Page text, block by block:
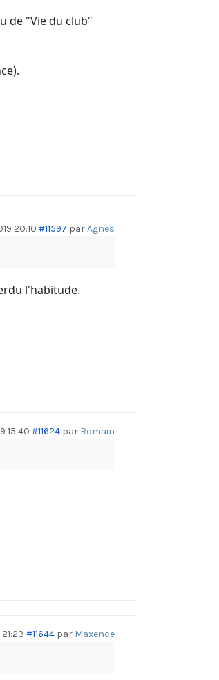
de "Vie du club"
20:10 #11597 parAgnes
l'habitude.
15:40 #11624 par Romain
#11644 par Maxence